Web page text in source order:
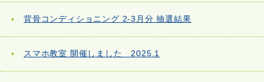
背骨コンディショニング 2-3月分 抽選結果
スマホ教室 開催しました 2025.1